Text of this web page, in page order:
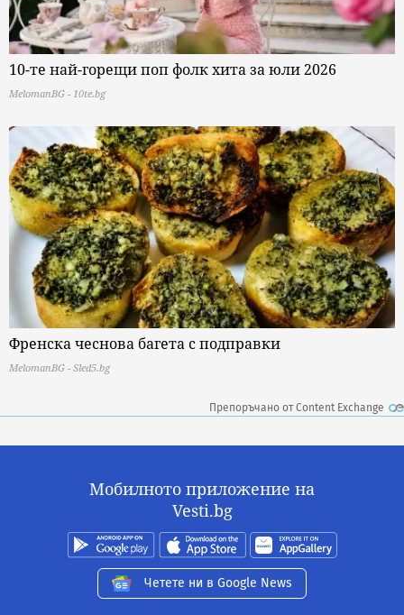
10-те най-горещи поп фолк хита за юли 2026
MelomanBG - 10te.bg
Френска чеснова багета с подправки
MelomanBG - Sled5.bg
Препоръчано от Content Exchange
Мобилното приложение на
Vesti.bg
Четете ни в Google News